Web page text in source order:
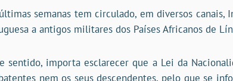
semanas tem circulado, em diversos
a antigos militares dos Países Africanos de
sentido, importa esclarecer que a Lei da
nem os seus descendentes, pelo que se